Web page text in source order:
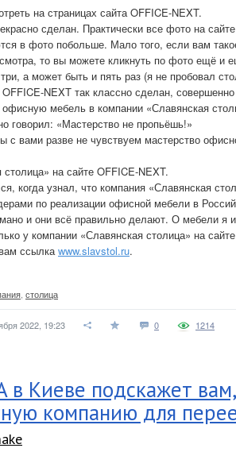
на страницах сайта OFFICE-NEXT.
сделан. Практически все фото на
в фото побольше. Мало того, если вам
то вы можете кликнуть по фото ещё и
а может быть и пять раз (я не пробовал
OFFICE-NEXT так классно сделан,
офисную мебель в компании «Славянская
говорил: «Мастерство не пропьёшь!»
с вами разве не чувствуем мастерство
на сайте OFFICE-NEXT.
когда узнал, что компания «Славянская
по реализации офисной мебели в
и они всё правильно делают. О мебели я
у компании «Славянская столица» на
ссылкаwww.slavstol.ru.
столица
2022, 19:23 0 1214
в Киеве подскажет
компанию для